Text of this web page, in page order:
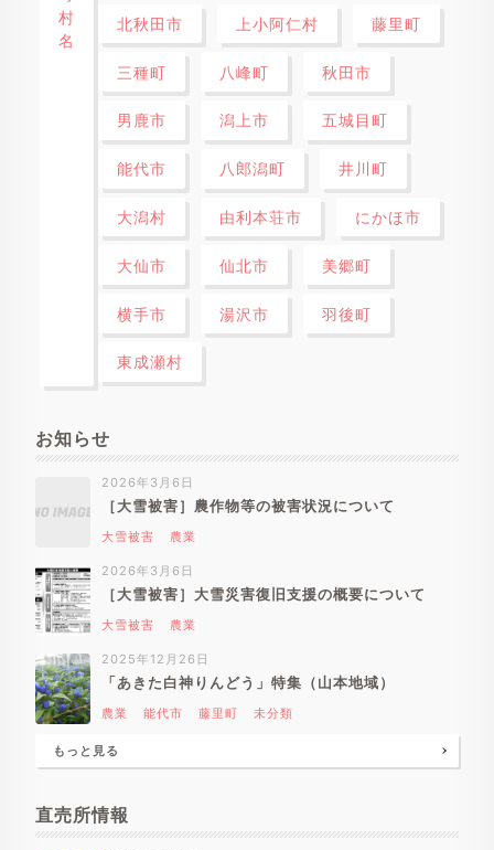
村
名
北秋田市 上小阿仁村 藤里町
三種町 八峰町 秋田市
男鹿市 潟上市 五城目町
能代市 八郎潟町 井川町
大潟村 由利本荘市 にかほ市
大仙市 仙北市 美郷町
横手市 湯沢市 羽後町
東成瀬村
お知らせ
2026年3月6日
［大雪被害］農作物等の被害状況について
大雪被害 農業
2026年3月6日
［大雪被害］大雪災害復旧支援の概要について
大雪被害 農業
2025年12月26日
「あきた白神りんどう」特集（山本地域）
農業 能代市 藤里町 未分類
もっと見る
直売所情報